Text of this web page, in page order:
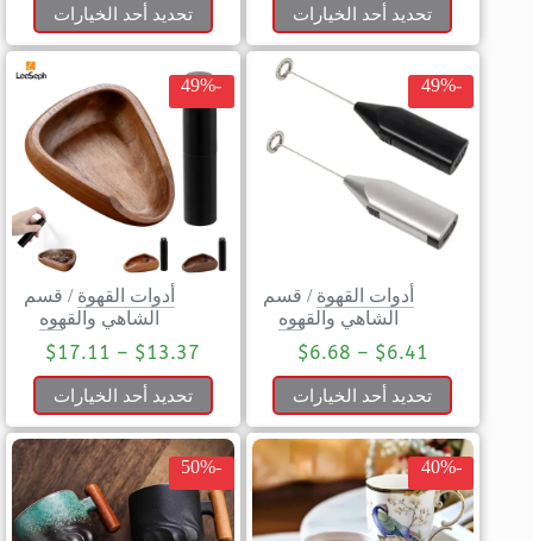
تحديد أحد الخيارات
تحديد أحد الخيارات
-49%
أدوات القهوة / قسم
الشاهي والقهوه
$6.41
–
$6.68
تحديد أحد الخيارات
-49%
أدوات القهوة / قسم
الشاهي والقهوه
$13.37
–
$17.11
تحديد أحد الخيارات
-40%
-50%